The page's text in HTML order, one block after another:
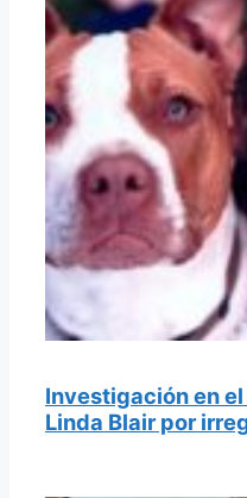
Investigación en
Linda Blair por